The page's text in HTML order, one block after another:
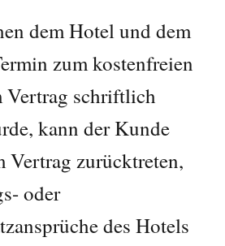
dem Hotel und dem
zum kostenfreien
schriftlich
kann der Kunde
Vertrag zurücktreten,
oder
des Hotels